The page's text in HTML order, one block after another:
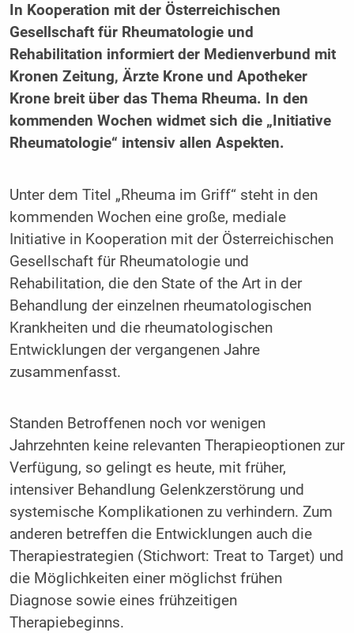
In Kooperation mit der Österreichischen
Gesellschaft für Rheumatologie und
Rehabilitation informiert der Medienverbund mit
Kronen Zeitung, Ärzte Krone und Apotheker
Krone breit über das Thema Rheuma. In den
kommenden Wochen widmet sich die „Initiative
Rheumatologie“ intensiv allen Aspekten.
Unter dem Titel „Rheuma im Griff“ steht in den
kommenden Wochen eine große, mediale
Initiative in Kooperation mit der Österreichischen
Gesellschaft für Rheumatologie und
Rehabilitation, die den State of the Art in der
Behandlung der einzelnen rheumatologischen
Krankheiten und die rheumatologischen
Entwicklungen der vergangenen Jahre
zusammenfasst.
Standen Betroffenen noch vor wenigen
Jahrzehnten keine relevanten Therapieoptionen zur
Verfügung, so gelingt es heute, mit früher,
intensiver Behandlung Gelenkzerstörung und
systemische Komplikationen zu verhindern. Zum
anderen betreffen die Entwicklungen auch die
Therapiestrategien (Stichwort: Treat to Target) und
die Möglichkeiten einer möglichst frühen
Diagnose sowie eines frühzeitigen
Therapiebeginns.